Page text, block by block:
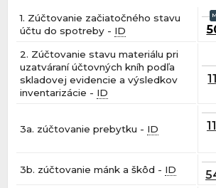
1. Zúčtovanie začiatočného stavu
účtu do spotreby - ID
2. Zúčtovanie stavu materiálu pri
uzatváraní účtovných kníh podľa
skladovej evidencie a výsledkov
inventarizácie - ID
3a. zúčtovanie prebytku - ID
3b. zúčtovanie mánk a škôd - ID